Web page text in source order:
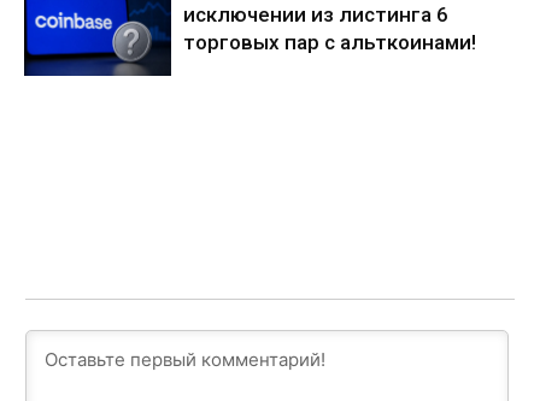
исключении из листинга 6
торговых пар с альткоинами!